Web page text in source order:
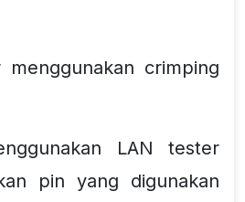
crimping
LAN tester
pin yang digunakan